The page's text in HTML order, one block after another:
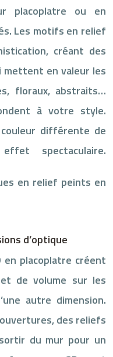
placoplatre ou en
Les motifs en relief
créant des
mettent en valeur les
floraux, abstraits…
à votre style.
différente de
spectaculaire.
d’optique
placoplatre créent
de volume sur les
autre dimension.
des reliefs
du mur pour un